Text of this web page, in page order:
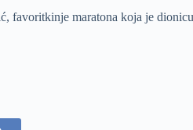
maratona koja je